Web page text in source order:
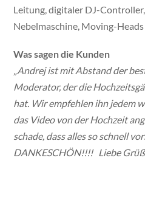
Leitung, digitaler DJ-
Nebelmaschine, Moving-
Was sagen die Kunden
„Andrej ist mit Abstand der
Moderator, der die
hat. Wir empfehlen ihn jedem
das Video von der Hochzeit
schade, dass alles so schnell
DANKESCHÖN!!!! Liebe